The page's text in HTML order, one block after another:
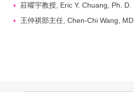
莊曜宇教授, Eric Y. Chuang, Ph. D.
王仲祺部主任, Chen-Chi Wang, MD